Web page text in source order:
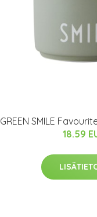
GREEN SMILE
18.59